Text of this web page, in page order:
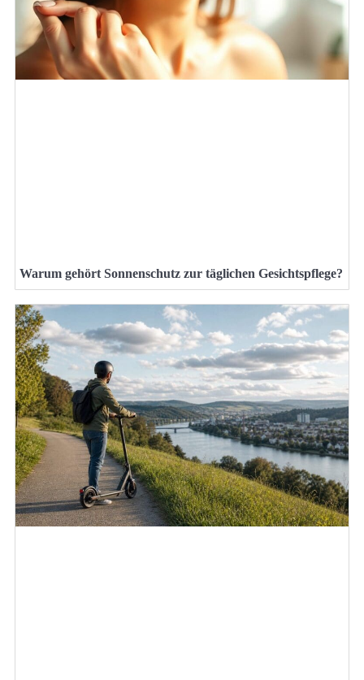
Warum gehört Sonnenschutz zur täglichen Gesichtspflege?